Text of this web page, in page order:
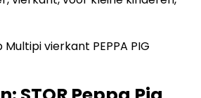
vierkant PEPPA PIG